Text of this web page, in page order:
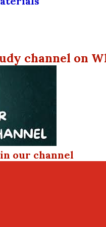
channel on
our channel